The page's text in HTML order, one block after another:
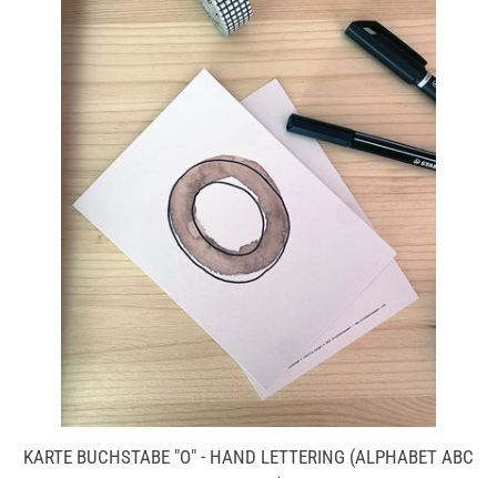
KARTE BUCHSTABE "O" - HAND LETTERING (ALPHABET ABC